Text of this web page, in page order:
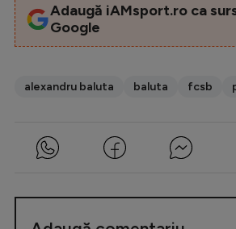
Adaugă iAMsport.ro ca
Google
alexandru baluta baluta fcsb